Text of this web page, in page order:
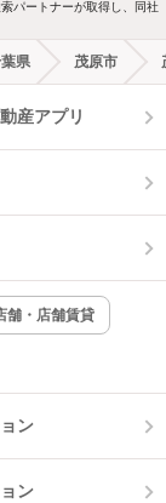
パートナーが取得し、同社
県 茂原市
産アプリ
舗・店舗賃貸
ン
ン